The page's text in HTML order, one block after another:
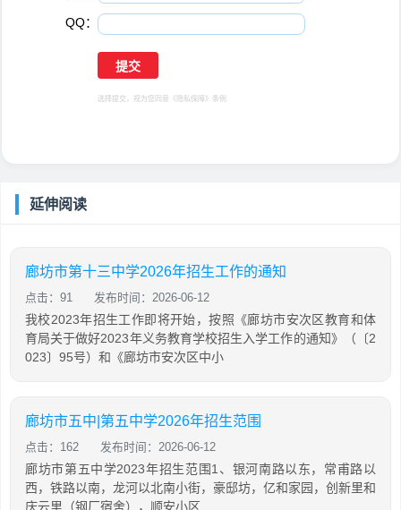
QQ：
选择提交，视为您同意 《隐私保障》 条例
延伸阅读
廊坊市第十三中学2026年招生工作的通知
点击：91 发布时间：2026-06-12
我校2023年招生工作即将开始，按照《廊坊市安次区教育和体
育局关于做好2023年义务教育学校招生入学工作的通知》（〔2
023〕95号）和《廊坊市安次区中小
廊坊市五中|第五中学2026年招生范围
点击：162 发布时间：2026-06-12
廊坊市第五中学2023年招生范围1、银河南路以东，常甫路以
西，铁路以南，龙河以北南小街，豪邸坊，亿和家园，创新里和
庆云里（钢厂宿舍），顺安小区